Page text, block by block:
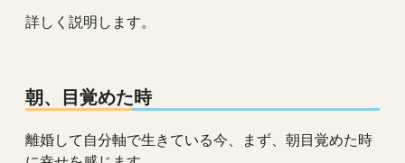
詳しく説明します。
朝、目覚めた時
離婚して自分軸で生きている今、まず、朝目覚めた時